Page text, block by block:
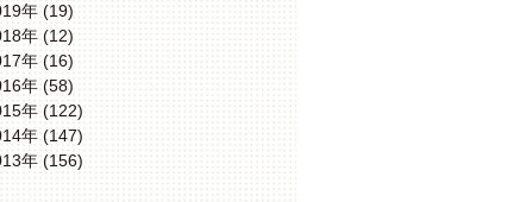
年 (19)
年 (12)
年 (16)
年 (58)
年 (122)
年 (147)
年 (156)